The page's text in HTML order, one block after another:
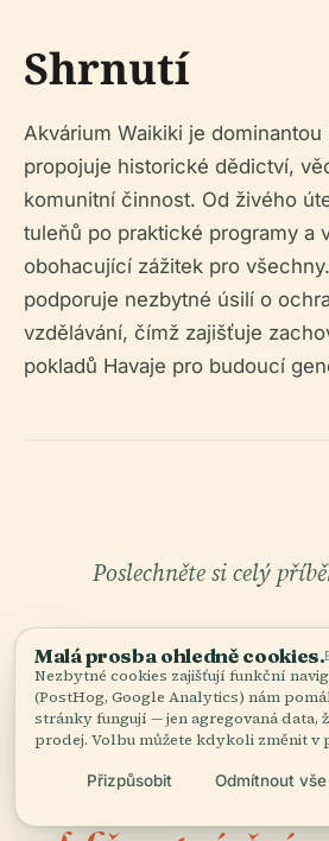
Shrnutí
Akvárium Waikiki je
propojuje historické dědictví,
komunitní činnost. Od živého
tuleňů po praktické programy a
obohacující zážitek pro
podporuje nezbytné úsilí o
vzdělávání, čímž zajišťuje
pokladů Havaje pro budoucí
Poslechněte si celý
Celé Akvarium
Malá prosba ohledně cookies.
Nezbytné cookies zajišťují funkční
(PostHog, Google Analytics) nám
stránky fungují — jen agregovaná data,
prodej. Volbu můžete kdykoli změnit v
Přizpůsobit Odmítnout vše